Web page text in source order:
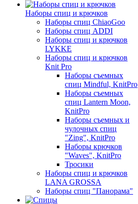
Наборы спиц и крючков
Наборы спиц ChiaoGoo
Наборы спиц ADDI
Наборы спиц и крючков
LYKKE
Наборы спиц и крючков
Knit Pro
Наборы съемных
спиц Mindful, KnitPro
Наборы съемных
спиц Lantern Moon,
KnitPro
Наборы съемных и
чулочных спиц
"Zing", KnitPro
Наборы крючков
"Waves", KnitPro
Тросики
Наборы спиц и крючков
LANA GROSSA
Наборы спиц "Панорама"